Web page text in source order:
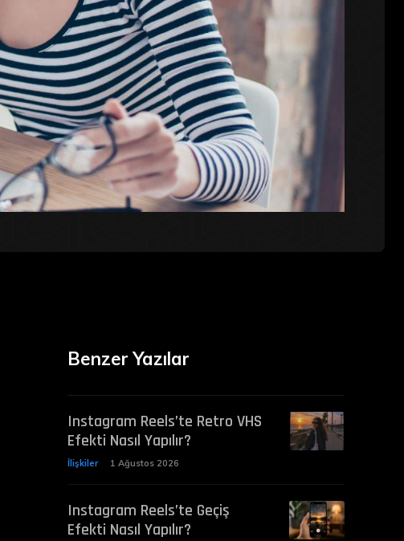
Benzer Yazılar
Instagram Reels’te Retro VHS
Efekti Nasıl Yapılır?
İlişkiler 1 Ağustos 2026
Instagram Reels’te Geçiş
Efekti Nasıl Yapılır?